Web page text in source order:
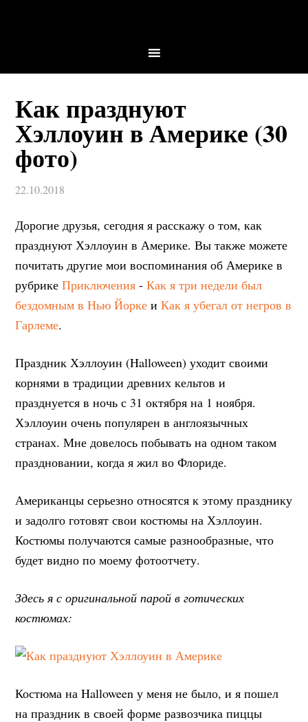
Как празднуют
Хэллоуин в Америке (30
фото)
22.10.2018
Дорогие друзья, сегодня я расскажу о том, как
празднуют Хэллоуин в Америке. Вы также можете
почитать другие мои воспоминания об Америке в
рубрикеПриключения -Как я три недели был
бездомным в Нью Йорке иКак я убегал от негров в
Гарлеме.
Праздник Хэллоуин (Halloween) уходит своими
корнями в традиции древних кельтов и
празднуется в ночь с 31 октября на 1 ноября.
Хэллоуин очень популярен в англоязычных
странах. Мне довелось побывать на одном таком
праздновании, когда я жил во Флориде.
Американцы серьезно относятся к этому празднику
и задолго готовят свои костюмы на Хэллоуин.
Костюмы получаются самые разнообразные, что
будет видно по моему фотоотчету.
Здесь я с оригинальной парой в готических
костюмах:
Костюма на Halloween у меня не было, и я пошел
на праздник в своей форме развозчика пиццы